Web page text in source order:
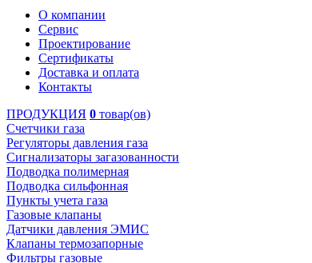
О компании
Сервис
Проектирование
Сертификаты
Доставка и оплата
Контакты
ПРОДУКЦИЯ 0 товар(ов)
Счетчики газа
Регуляторы давления газа
Сигнализаторы загазованности
Подводка полимерная
Подводка сильфонная
Пункты учета газа
Газовые клапаны
Датчики давления ЭМИС
Клапаны термозапорные
Фильтры газовые